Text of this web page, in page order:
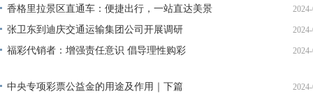
香格里拉景区直通车：便捷出行，一站直达美景
张卫东到迪庆交通运输集团公司开展调研
福彩代销者：增强责任意识 倡导理性购彩
中央专项彩票公益金的用途及作用｜下篇